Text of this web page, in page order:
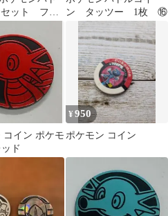
ット フー
ン タッツー 1枚 ⑯
コイン ポケモ
ド
¥950
ポケモン コイン